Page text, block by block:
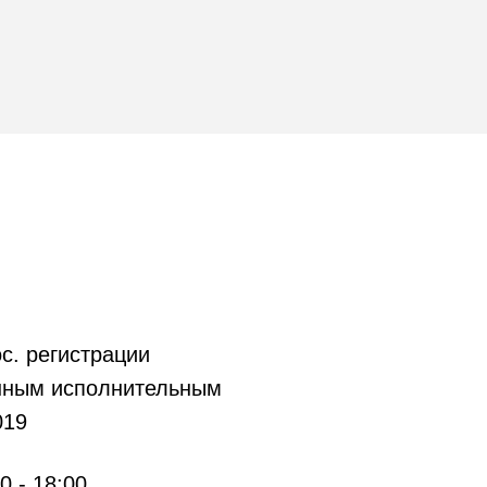
регистрации
исполнительным